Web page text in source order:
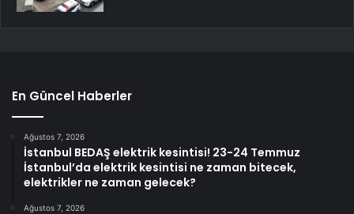
En Güncel Haberler
Ağustos 7, 2026
İstanbul BEDAŞ elektrik kesintisi! 23-24 Temmuz
İstanbul’da elektrik kesintisi ne zaman bitecek,
elektrikler ne zaman gelecek?
Ağustos 7, 2026